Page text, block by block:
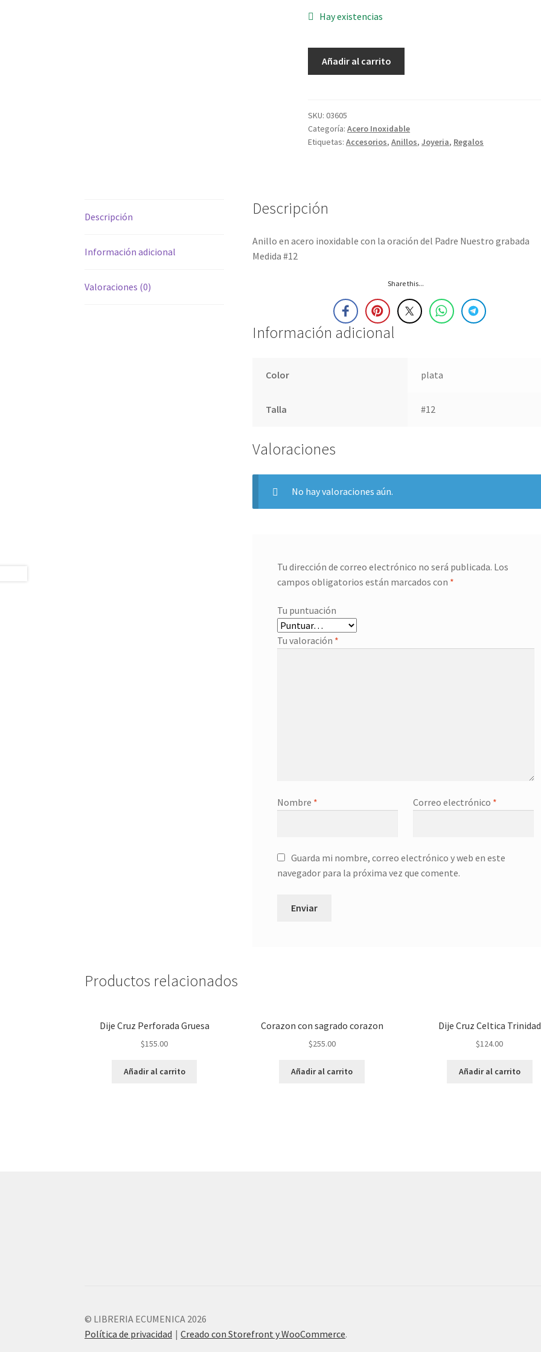
Hay existencias
Añadir al carrito
SKU:03605
Categoría:Acero Inoxidable
Etiquetas:Accesorios,Anillos,Joyeria, Regalos
Descripción
Información adicional
Valoraciones (0)
Descripción
Anillo en acero inoxidable con la oración del Padre Nuestro grabada
Medida #12
Share this...
Información adicional
Color plata
Talla #12
Valoraciones
No hay valoraciones aún.
Tu dirección de correo electrónico no será publicada. Los
campos obligatorios están marcados con *
Tu puntuación
Tu valoración *
Nombre * Correo electrónico *
Guarda mi nombre, correo electrónico y web en este
navegador para la próxima vez que comente.
Productos relacionados
Dije Cruz Perforada Gruesa
$155.00
Añadir al carrito
Corazon con sagrado corazon
$255.00
Añadir al carrito
Dije Cruz Celtica Trinidad
$124.00
Añadir al carrito
© LIBRERIA ECUMENICA 2026
Política de privacidad
Creado con Storefront y WooCommerce.